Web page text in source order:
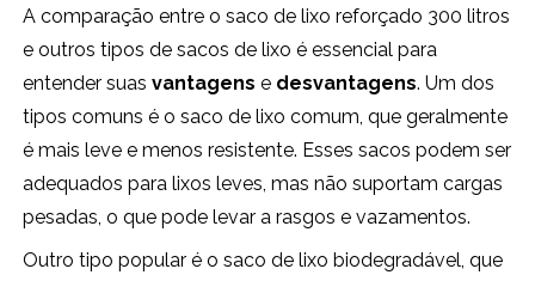
A comparação entre o saco de lixo reforçado 300 litros
e outros tipos de sacos de lixo é essencial para
entender suasvantagens e desvantagens. Um dos
tipos comuns é o saco de lixo comum, que geralmente
é mais leve e menos resistente. Esses sacos podem ser
adequados para lixos leves, mas não suportam cargas
pesadas, o que pode levar a rasgos e vazamentos.
Outro tipo popular é o saco de lixo biodegradável, que